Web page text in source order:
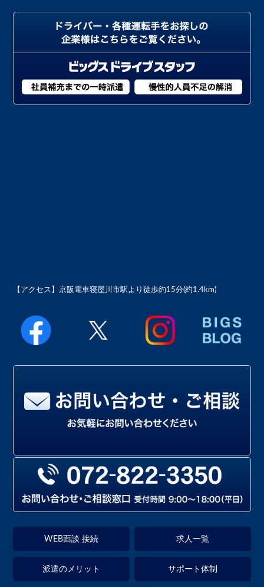
【アクセス】京阪電車寝屋川市駅より徒歩約15分(約1.4km)
WEB面談 接続 求人一覧
派遣のメリット サポート体制